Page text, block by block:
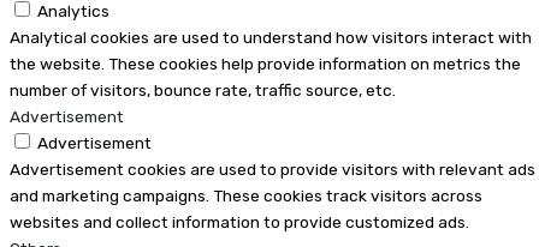
Analytics
Analytical cookies are used to understand how visitors interact with
the website. These cookies help provide information on metrics the
number of visitors, bounce rate, traffic source, etc.
Advertisement
Advertisement
Advertisement cookies are used to provide visitors with relevant ads
and marketing campaigns. These cookies track visitors across
websites and collect information to provide customized ads.